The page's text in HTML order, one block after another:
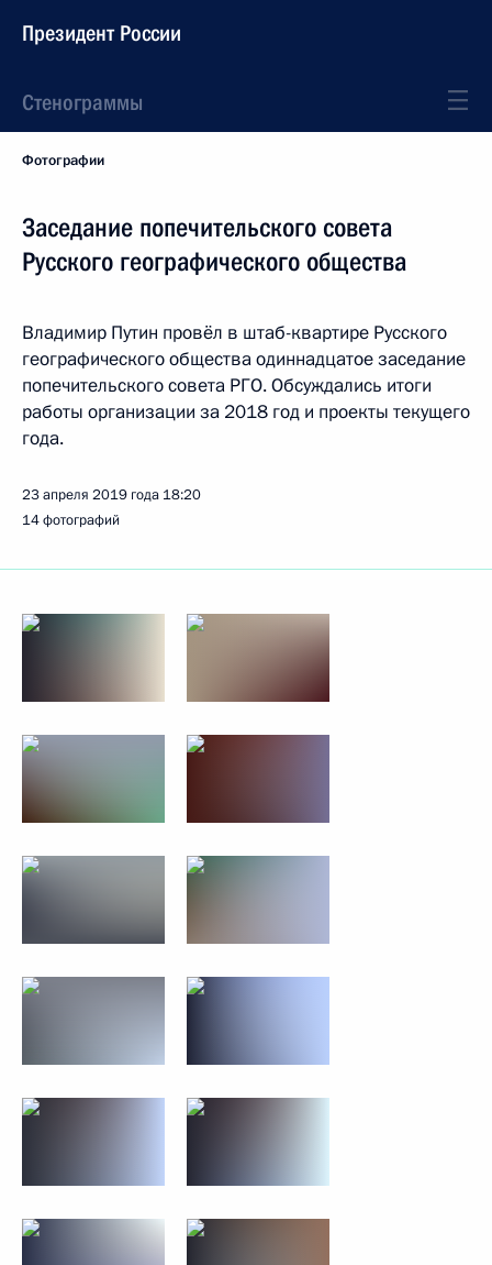
Президент России
Стенограммы
Фотографии
Заседание попечительского совета
Русского географического общества
Владимир Путин провёл в штаб-квартире Русского
географического общества одиннадцатое заседание
попечительского совета РГО. Обсуждались итоги
работы организации за 2018 год и проекты текущего
года.
23 апреля 2019 года 18:20
14 фотографий